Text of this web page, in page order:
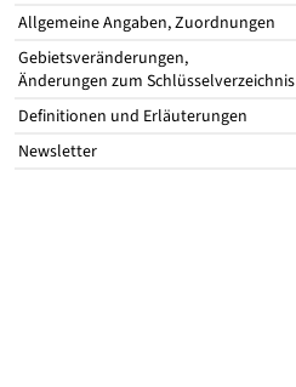
Allgemeine Angaben, Zuordnungen
Gebietsveränderungen,
Änderungen zum Schlüsselverzeichnis
Definitionen und Erläuterungen
Newsletter